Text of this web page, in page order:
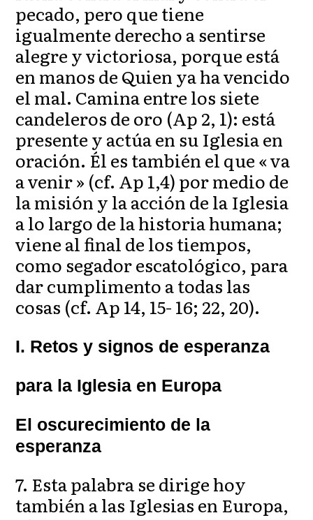
pecado, pero que tiene
igualmente derecho a sentirse
alegre y victoriosa, porque está
en manos de Quien ya ha vencido
el mal. Camina entre los siete
candeleros de oro (Ap 2, 1): está
presente y actúa en su Iglesia en
oración. Él es también el que « va
a venir » (cf. Ap 1,4) por medio de
la misión y la acción de la Iglesia
a lo largo de la historia humana;
viene al final de los tiempos,
como segador escatológico, para
dar cumplimento a todas las
cosas (cf. Ap 14, 15- 16; 22, 20).
I. Retos y signos de esperanza
para la Iglesia en Europa
El oscurecimiento de la
esperanza
7. Esta palabra se dirige hoy
también a las Iglesias en Europa,